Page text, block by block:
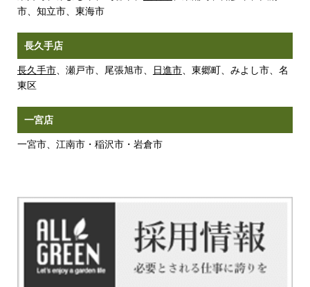
市、知立市、東海市
長久手店
長久手市、瀬戸市、尾張旭市、 日進市、東郷町、みよし市、名
東区
一宮店
一宮市、江南市・稲沢市・岩倉市